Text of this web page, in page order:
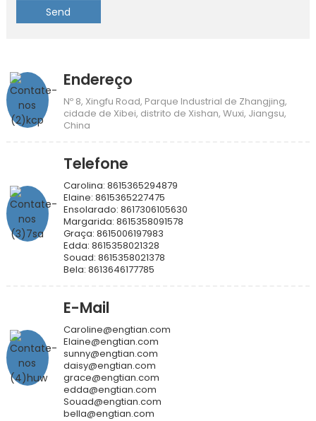
Send
Endereço
Nº 8, Xingfu Road, Parque Industrial de Zhangjing,
cidade de Xibei, distrito de Xishan, Wuxi, Jiangsu,
China
Telefone
Carolina: 8615365294879
Elaine: 8615365227475
Ensolarado: 8617306105630
Margarida: 8615358091578
Graça: 8615006197983
Edda: 8615358021328
Souad: 8615358021378
Bela: 8613646177785
E-Mail
Caroline@engtian.com
Elaine@engtian.com
sunny@engtian.com
daisy@engtian.com
grace@engtian.com
edda@engtian.com
Souad@engtian.com
bella@engtian.com